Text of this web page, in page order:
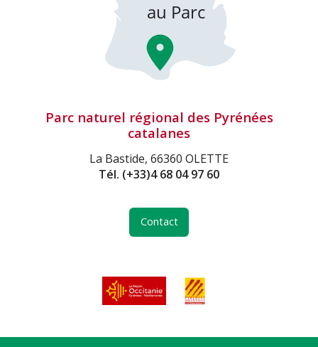
Parc naturel régional des Pyrénées
catalanes
La Bastide, 66360 OLETTE
Tél. (+33)4 68 04 97 60
Contact